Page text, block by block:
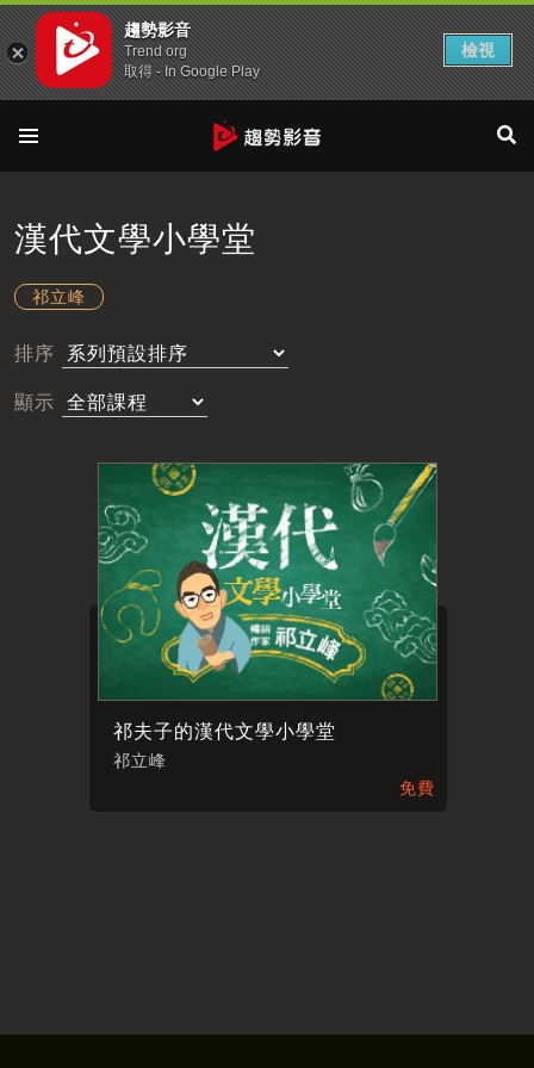
漢代文學小學堂
祁立峰
排序
顯示
祁夫子的漢代文學小學堂
祁立峰
免費
趨勢影音
Trend org
取得 - In Google Play
檢視